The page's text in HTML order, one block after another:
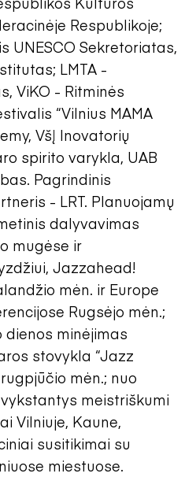
Respublikoje;
UNESCO Sekretoriatas,
LMTA -
ViKO - Ritminės
“Vilnius MAMA
VšĮ Inovatorių
spirito varykla, UAB
Pagrindinis
- LRT. Planuojamų
dalyvavimas
mugėse ir
Jazzahead!
mėn. ir Europe
Rugsėjo mėn.;
minėjimas
stovykla “Jazz
mėn.; nuo
meistriškumi
Vilniuje, Kaune,
susitikimai su
miestuose.